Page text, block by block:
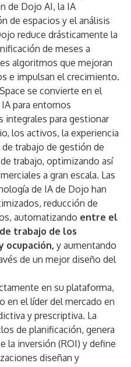
de Dojo AI, la IA
de espacios y el análisis
reduce drásticamente la
de meses a
algoritmos que mejoran
e impulsan el crecimiento.
se convierte en el
para entornos
integrales para gestionar
los activos, la experiencia
trabajo de gestión de
trabajo, optimizando así
a gran escala. Las
de IA de Dojo han
reducción de
automatizando entre el
trabajo de los
ocupación, y aumentando
de un mejor diseño del
en su plataforma,
en el líder del mercado en
y prescriptiva. La
de planificación, genera
la inversión (ROI) y define
diseñan y